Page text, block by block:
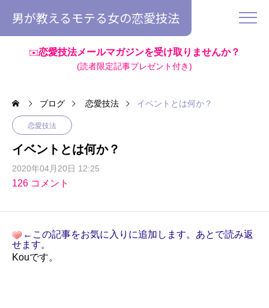
男が教えるモテる女の恋愛技法
✉️恋愛技法メールマガジンを受け取りませんか？
(読者限定記事プレゼント付き)
ブログ 恋愛技法 イベントとは何か？
恋愛技法
イベントとは何か？
2020年04月20日 12:25
126 コメント
←この記事をお気に入りに追加します。あとで読み返
せます。
Kouです。